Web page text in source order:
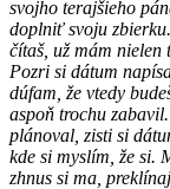
svojho terajšieho
doplniť svoju
čítaš, už mám nielen
Pozri si dátum
dúfam, že vtedy
aspoň trochu
plánoval, zisti si
kde si myslím, že si.
zhnus si ma,